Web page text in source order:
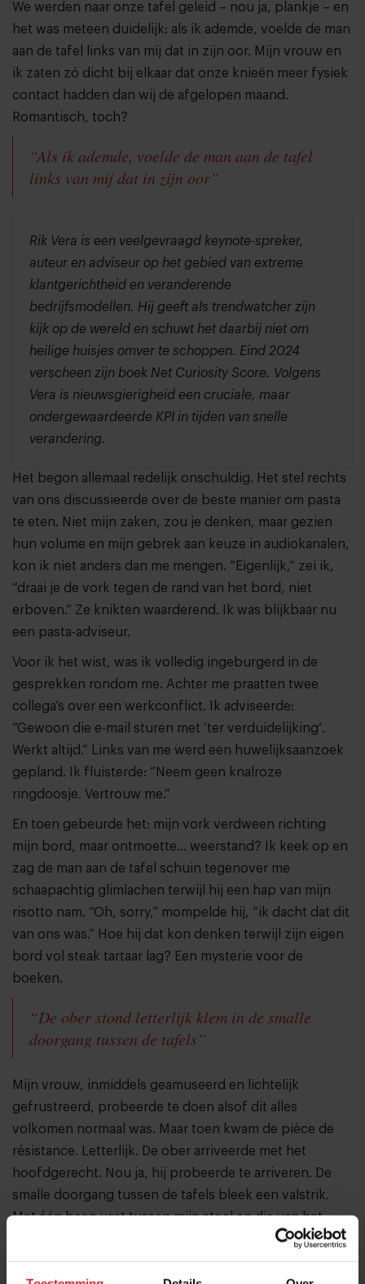
We werden naar onze tafel geleid – nou ja, plankje – en
het was meteen duidelijk: als ik ademde, voelde de man
aan de tafel links van mij dat in zijn oor. Mijn vrouw en
ik zaten zó dicht bij elkaar dat onze knieën meer fysiek
contact hadden dan wij de afgelopen maand.
Romantisch, toch?
“Als ik ademde, voelde de man aan de tafel
links van mij dat in zijn oor”
Rik Vera is een veelgevraagd keynote-spreker,
auteur en adviseur op het gebied van extreme
klantgerichtheid en veranderende
bedrijfsmodellen. Hij geeft als trendwatcher zijn
kijk op de wereld en schuwt het daarbij niet om
heilige huisjes omver te schoppen. Eind 2024
verscheen zijn boek Net Curiosity Score. Volgens
Vera is nieuwsgierigheid een cruciale, maar
ondergewaardeerde KPI in tijden van snelle
verandering.
Het begon allemaal redelijk onschuldig. Het stel rechts
van ons discussieerde over de beste manier om pasta
te eten. Niet mijn zaken, zou je denken, maar gezien
hun volume en mijn gebrek aan keuze in audiokanalen,
kon ik niet anders dan me mengen. “Eigenlijk,” zei ik,
“draai je de vork tegen de rand van het bord, niet
erboven.” Ze knikten waarderend. Ik was blijkbaar nu
een pasta-adviseur.
Voor ik het wist, was ik volledig ingeburgerd in de
gesprekken rondom me. Achter me praatten twee
collega’s over een werkconflict. Ik adviseerde:
“Gewoon die e-mail sturen met ‘ter verduidelijking’.
Werkt altijd.” Links van me werd een huwelijksaanzoek
gepland. Ik fluisterde: “Neem geen knalroze
ringdoosje. Vertrouw me.”
En toen gebeurde het: mijn vork verdween richting
mijn bord, maar ontmoette… weerstand? Ik keek op en
zag de man aan de tafel schuin tegenover me
schaapachtig glimlachen terwijl hij een hap van mijn
risotto nam. “Oh, sorry,” mompelde hij, “ik dacht dat dit
van ons was.” Hoe hij dat kon denken terwijl zijn eigen
bord vol steak tartaar lag? Een mysterie voor de
boeken.
“De ober stond letterlijk klem in de smalle
doorgang tussen de tafels”
Mijn vrouw, inmiddels geamuseerd en lichtelijk
gefrustreerd, probeerde te doen alsof dit alles
volkomen normaal was. Maar toen kwam de pièce de
résistance. Letterlijk. De ober arriveerde met het
hoofdgerecht. Nou ja, hij probeerde te arriveren. De
smalle doorgang tussen de tafels bleek een valstrik.
Met één been vast tussen mijn stoel en die van het
koppel achter me, en een bord boordevol dampende
bouillabaisse balancerend in zijn hand, stond hij